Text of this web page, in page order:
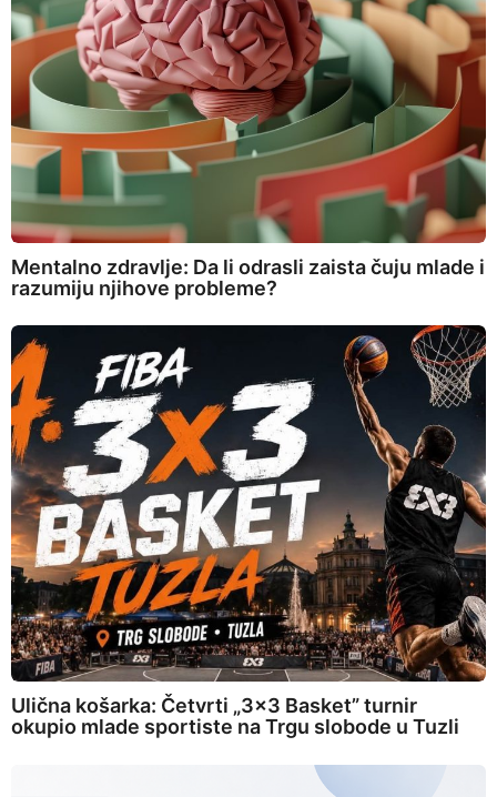
Mentalno zdravlje: Da li odrasli zaista čuju mlade i
razumiju njihove probleme?
Ulična košarka: Četvrti „3×3 Basket” turnir
okupio mlade sportiste na Trgu slobode u Tuzli